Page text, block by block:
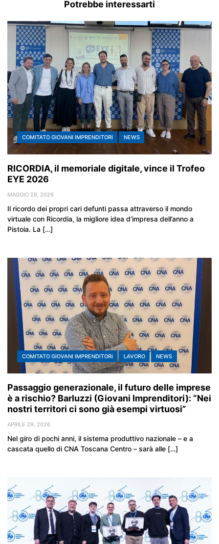
Potrebbe interessarti
COMITATO GIOVANI IMPRENDITORI NEWS
RICORDIA, il memoriale digitale, vince il Trofeo
EYE 2026
MAGGIO 28, 2026
Il ricordo dei propri cari defunti passa attraverso il mondo
virtuale con Ricordia, la migliore idea d’impresa dell’anno a
Pistoia. La […]
COMITATO GIOVANI IMPRENDITORI LAVORO NEWS
Passaggio generazionale, il futuro delle imprese
è a rischio? Barluzzi (Giovani Imprenditori): “Nei
nostri territori ci sono già esempi virtuosi”
APRILE 29, 2026
Nel giro di pochi anni, il sistema produttivo nazionale – e a
cascata quello di CNA Toscana Centro – sarà alle […]